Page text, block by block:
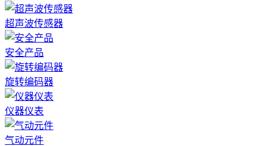
超声波传感器
安全产品
旋转编码器
仪器仪表
气动元件